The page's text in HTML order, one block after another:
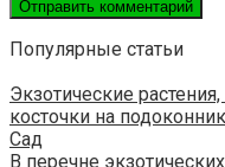
Популярные статьи
Экзотические
косточки на
Сад
В перечне